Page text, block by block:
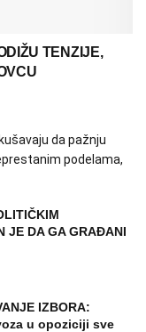
TENZIJE,
da pažnju
podelama,
JE DA GA GRAĐANI
IZBORA:
u opoziciji sve